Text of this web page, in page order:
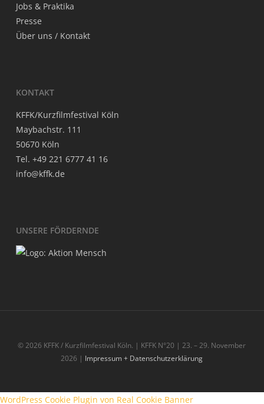
Jobs & Praktika
Pres­se
Über uns / Kontakt
KON­TAKT
KFFK/Kurzfilmfestival Köln
May­bach­str. 111
50670 Köln
Tel. +49 221 6777 41 16
info@kffk.de
UNSE­RE FÖRDERNDE
© 2026 KFFK / Kurzfilmfestival Köln. | KFFK N°20 | 23. – 29. November
2026 | Impressum + Datenschutzerklärung
WordPress Cookie Plugin von Real Cookie Banner